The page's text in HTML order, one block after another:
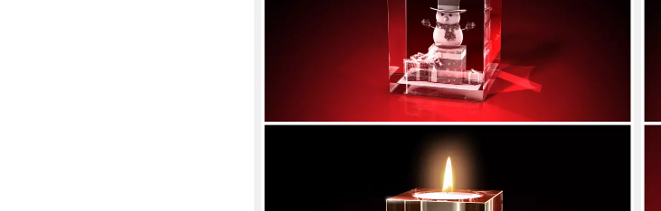
Teelichthalter Advents-Teelichthalter, Weihnachten,